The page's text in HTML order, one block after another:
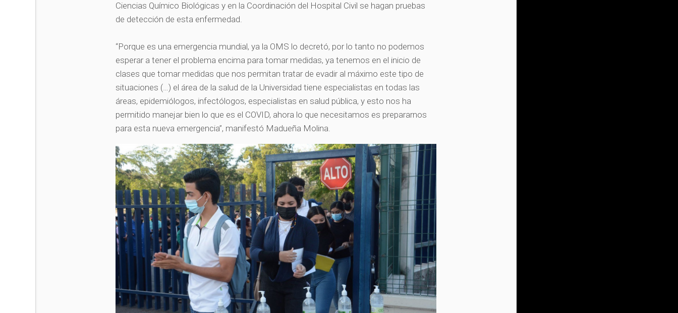
Ciencias Químico Biológicas y en la Coordinación del Hospital Civil se hagan pruebas
de detección de esta enfermedad.
“Porque es una emergencia mundial, ya la OMS lo decretó, por lo tanto no podemos
esperar a tener el problema encima para tomar medidas, ya tenemos en el inicio de
clases que tomar medidas que nos permitan tratar de evadir al máximo este tipo de
situaciones (…) el área de la salud de la Universidad tiene especialistas en todas las
áreas, epidemiólogos, infectólogos, especialistas en salud pública, y esto nos ha
permitido manejar bien lo que es el COVID, ahora lo que necesitamos es prepararnos
para esta nueva emergencia”, manifestó Madueña Molina.